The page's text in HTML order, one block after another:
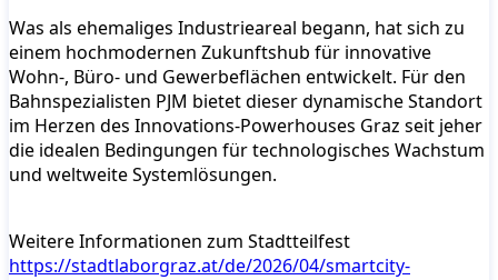
Was als ehemaliges Industrieareal begann, hat sich zu
einem hochmodernen Zukunftshub für innovative
Wohn-, Büro- und Gewerbeflächen entwickelt. Für den
Bahnspezialisten PJM bietet dieser dynamische Standort
im Herzen des Innovations-Powerhouses Graz seit jeher
die idealen Bedingungen für technologisches Wachstum
und weltweite Systemlösungen.
Weitere Informationen zum Stadtteilfest
https://stadtlaborgraz.at/de/2026/04/smartcity-